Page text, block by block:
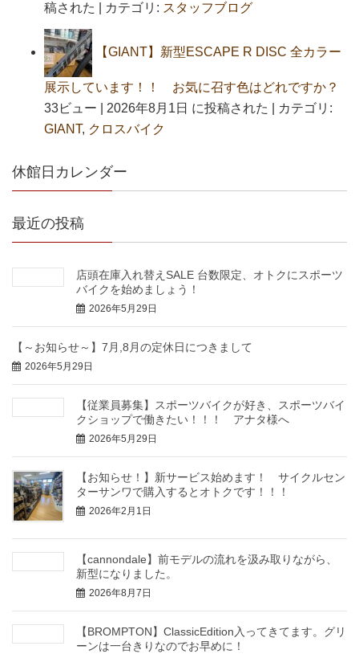
稿された
カテゴリ: スタッフブログ
【GIANT】新型ESCAPE R DISC 全カラー
展示しています！！ お気に召す色はどれですか？
33ビュー
2026年8月1日 に投稿された
カテゴリ:
GIANT, クロスバイク
休館日カレンダー
最近の投稿
店頭在庫入れ替えSALE 台数限定、オトクにスポーツ
バイクを始めましょう！
2026年5月29日
【～お知らせ～】7月,8月の定休日につきまして
2026年5月29日
【従業員募集】スポーツバイクが好き、スポーツバイ
クショップで働きたい！！！ アナタ様へ
2026年5月29日
【お知らせ！】新サービス始めます！ サイクルセン
ターサンワで購入するとオトクです！！！
2026年2月1日
【cannondale】前モデルの流れを汲み取りながら、
新型になりました。
2026年8月7日
【BROMPTON】ClassicEdition入ってきてます。グリ
ーンは一台きりなのでお早めに！